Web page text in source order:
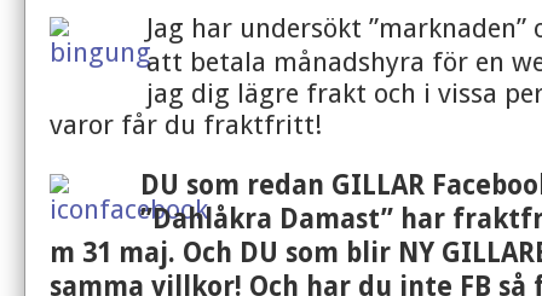
Jag har undersökt
att betala månadshyra för en
jag dig lägre frakt och i vissa
varor får du fraktfritt!
DU som redan GILLAR
”Dahlåkra Damast” har
m 31 maj. Och DU som blir NY
samma villkor! Och har du inte FB